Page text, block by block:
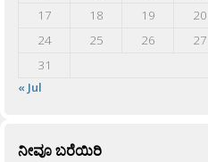
17
18 19 20
24
25 26 27
31
« Jul
ನೀವೂ ಬರೆಯಿರಿ